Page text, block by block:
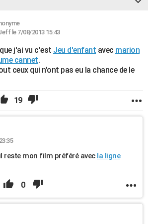
le 7/08/2013 15:43
j'ai vu c'est Jeu d'enfant avec marion
cannet.
ceux qui n'ont pas eu la chance de le
19
reste mon film préféré avec la ligne
0